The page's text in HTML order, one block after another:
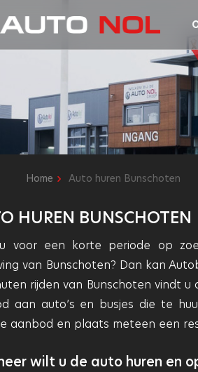
Home Auto huren Bunschoten
HUREN BUNSCHOTEN
voor een korte periode op
van Bunschoten? Dan kan
rijden van Bunschoten vindt
aan auto’s en busjes die te
aanbod en plaats meteen een
wilt u de auto huren en